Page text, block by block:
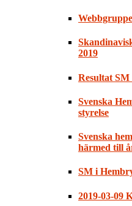
2019
Resultat SM
Svenska
styrelse
Svenska
härmed till
SM i
2019-03-09